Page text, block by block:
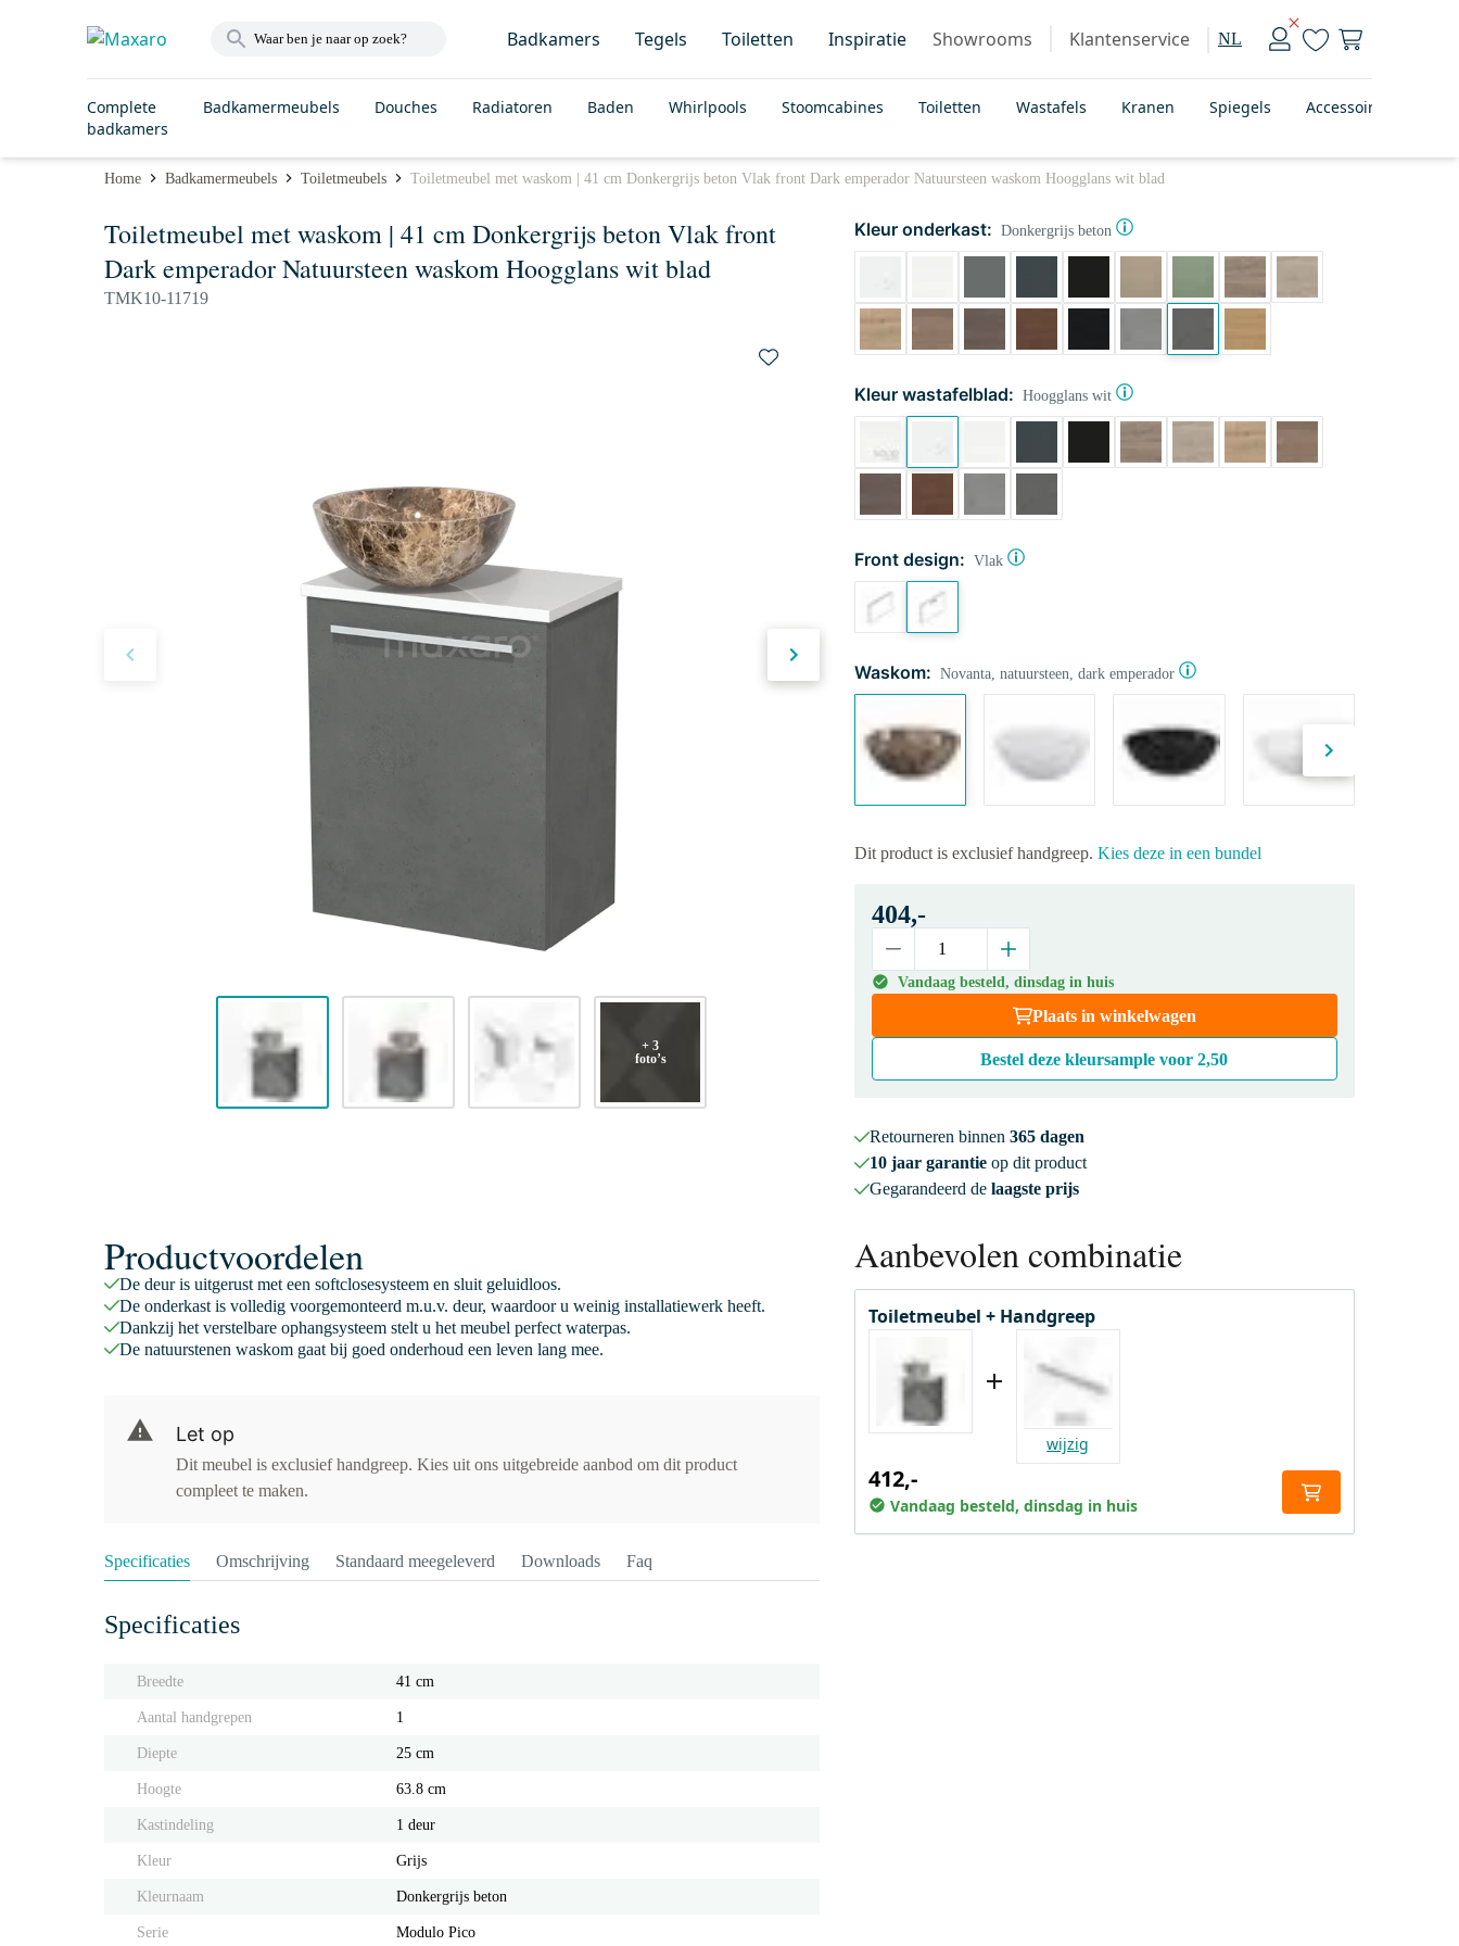
Badkamers Tegels Toiletten Inspiratie Showrooms Klantenservice NL
Complete
badkamers
Badkamermeubels Douches Radiatoren Baden Whirlpools Stoomcabines Toiletten Wastafels Kranen Spiegels Accessoires
Home Badkamermeubels Toiletmeubels Toiletmeubel met waskom | 41 cm Donkergrijs beton Vlak front Dark emperador Natuursteen waskom Hoogglans wit blad
Toiletmeubel met waskom | 41 cm Donkergrijs beton Vlak front
Dark emperador Natuursteen waskom Hoogglans wit blad
TMK10-11719
+ 3
foto’s
Dit product is exclusief handgreep. Kies deze in een bundel
Kleur onderkast: Donkergrijs beton
Kleur wastafelblad: Hoogglans wit
Front design: Vlak
Waskom: Novanta, natuursteen, dark emperador
404,-
Vandaag besteld, dinsdag in huis
Plaats in winkelwagen
Bestel deze kleursample voor2,50
Retourneren binnen 365 dagen
10 jaar garantieop dit product
Gegarandeerd de laagste prijs
Productvoordelen
De deur is uitgerust met een softclosesysteem en sluit geluidloos.
De onderkast is volledig voorgemonteerd m.u.v. deur, waardoor u weinig installatiewerk heeft.
Dankzij het verstelbare ophangsysteem stelt u het meubel perfect waterpas.
De natuurstenen waskom gaat bij goed onderhoud een leven lang mee.
Let op
Dit meubel is exclusief handgreep. Kies uit ons uitgebreide aanbod om dit product
compleet te maken.
Specificaties Omschrijving Standaard meegeleverd Downloads Faq
Specificaties
Breedte 41 cm
Aantal handgrepen 1
Diepte 25 cm
Hoogte 63.8 cm
Kastindeling 1 deur
Kleur Grijs
Kleurnaam Donkergrijs beton
Serie Modulo Pico
Aanbevolen combinatie
Toiletmeubel + Handgreep
wijzig
412,-
Vandaag besteld, dinsdag in huis